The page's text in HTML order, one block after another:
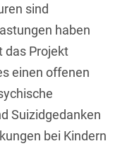
sind
haben
das Projekt
einen offenen
Suizidgedanken
bei Kindern